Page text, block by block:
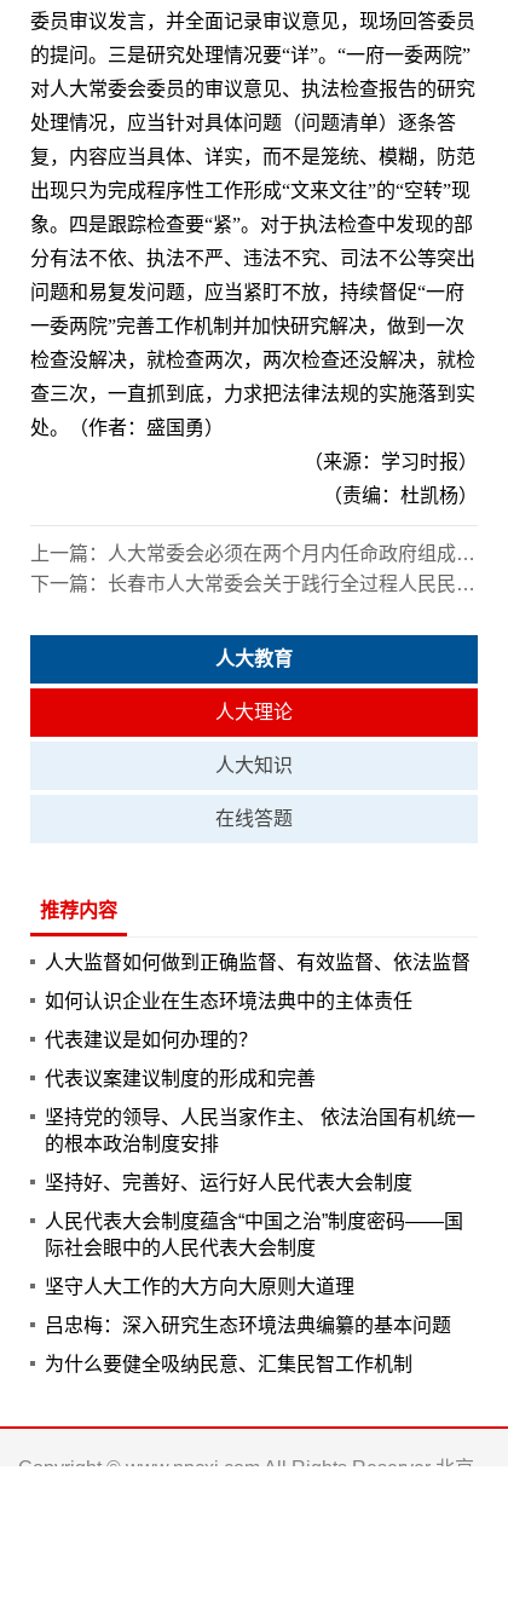
委员审议发言，并全面记录审议意见，现场回答委员
的提问。三是研究处理情况要“详”。“一府一委两院”
对人大常委会委员的审议意见、执法检查报告的研究
处理情况，应当针对具体问题（问题清单）逐条答
复，内容应当具体、详实，而不是笼统、模糊，防范
出现只为完成程序性工作形成“文来文往”的“空转”现
象。四是跟踪检查要“紧”。对于执法检查中发现的部
分有法不依、执法不严、违法不究、司法不公等突出
问题和易复发问题，应当紧盯不放，持续督促“一府
一委两院”完善工作机制并加快研究解决，做到一次
检查没解决，就检查两次，两次检查还没解决，就检
查三次，一直抓到底，力求把法律法规的实施落到实
处。（作者：盛国勇）
（来源：学习时报）
（责编：杜凯杨）
上一篇：
人大常委会必须在两个月内任命政府组成人员吗？
下一篇： 长春市人大常委会关于践行全过程人民民主的实施方案
人大教育
人大理论
人大知识
在线答题
推荐内容
人大监督如何做到正确监督、有效监督、依法监督
如何认识企业在生态环境法典中的主体责任
代表建议是如何办理的？
代表议案建议制度的形成和完善
坚持党的领导、人民当家作主、 依法治国有机统一
的根本政治制度安排
坚持好、完善好、运行好人民代表大会制度
人民代表大会制度蕴含“中国之治”制度密码——国
际社会眼中的人民代表大会制度
坚守人大工作的大方向大原则大道理
吕忠梅：深入研究生态环境法典编纂的基本问题
为什么要健全吸纳民意、汇集民智工作机制
Copyright © www.npcxj.com All Rights Reserver 北京